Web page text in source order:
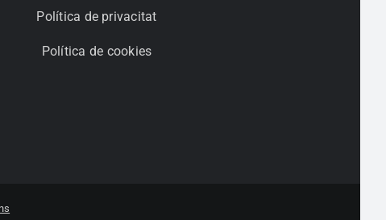
Política de privacitat
Política de cookies